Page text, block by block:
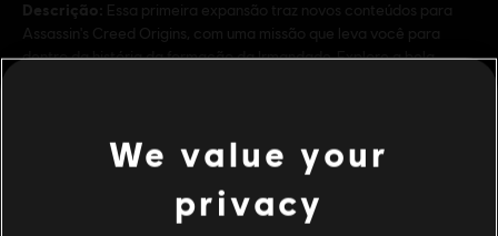
Descrição:
Essa primeira expansão traz novos conteúdos para
Assassin's Creed Origins, com uma missão que leva você para
dentro da história da formação da Irmandade. Explore a bela
Nudity, Sexual Content, Strong Language, Use of
Adicionado Automaticamente a sua Biblioteca Uplay
ver mais
Additional content for this game:
We value your
privacy